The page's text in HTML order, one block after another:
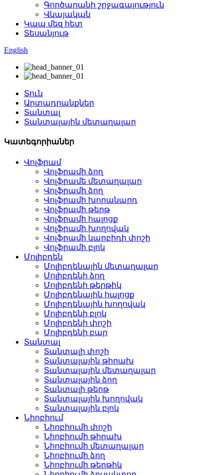
Գործարանի շրջագայություն
Վկայական
Կապ մեզ հետ
Տեսանյութ
English
Տուն
Արտադրանքներ
Տանտալ
Տանտալային մետաղալար
Կատեգորիաներ
Վոլֆրամ
Վոլֆրամի ձող
Վոլֆրամե մետաղալար
Վոլֆրամի ձող
Վոլֆրամի խորանարդ
Վոլֆրամի թերթ
Վոլֆրամի հալոցք
Վոլֆրամի խողովակ
Վոլֆրամի կարբիդի փոշի
Վոլֆրամի բլոկ
Մոլիբդեն
Մոլիբդենային մետաղալար
Մոլիբդենի ձող
Մոլիբդենի թերթիկ
Մոլիբդենային հալոցք
Մոլիբդենային խողովակ
Մոլիբդենի բլոկ
Մոլիբդենի փոշի
Մոլիբդենի բար
Տանտալ
Տանտալի փոշի
Տանտալային թիրախ
Տանտալային մետաղալար
Տանտալային ձող
Տանտալի թերթ
Տանտալային խողովակ
Տանտալային բլոկ
Նիոբիում
Նիոբիումի փոշի
Նիոբիումի թիրախ
Նիոբիումի մետաղալար
Նիոբիումի ձող
Նիոբիումի թերթիկ